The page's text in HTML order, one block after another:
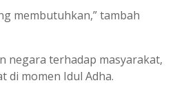
membutuhkan,” tambah
negara terhadap masyarakat,
di momen Idul Adha.